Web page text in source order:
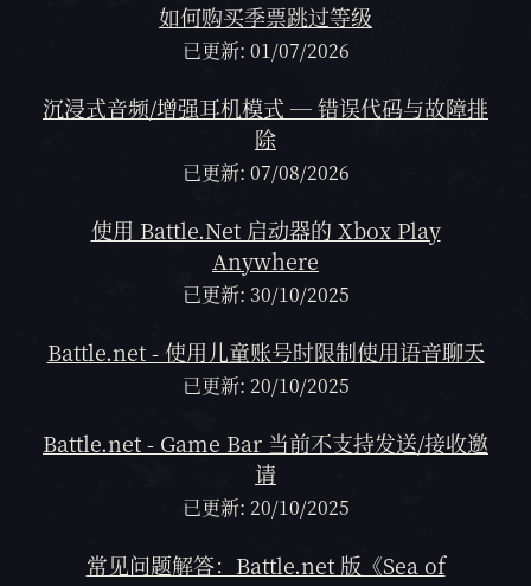
如何购买季票跳过等级
已更新: 01/07/2026
沉浸式音频/增强耳机模式 — 错误代码与故障排
除
已更新: 07/08/2026
使用 Battle.Net 启动器的 Xbox Play
Anywhere
已更新: 30/10/2025
Battle.net - 使用儿童账号时限制使用语音聊天
已更新: 20/10/2025
Battle.net - Game Bar 当前不支持发送/接收邀
请
已更新: 20/10/2025
常见问题解答：Battle.net 版《Sea of